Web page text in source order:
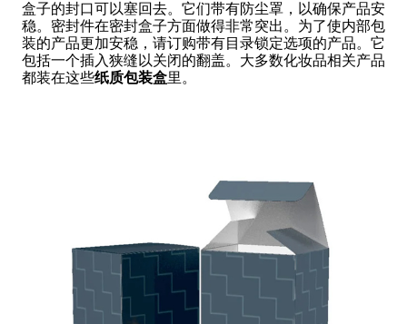
盒子的封口可以塞回去。它们带有防尘罩，以确保产品安
稳。密封件在密封盒子方面做得非常突出。为了使内部包
装的产品更加安稳，请订购带有目录锁定选项的产品。它
包括一个插入狭缝以关闭的翻盖。大多数化妆品相关产品
都装在这些纸质包装盒里。